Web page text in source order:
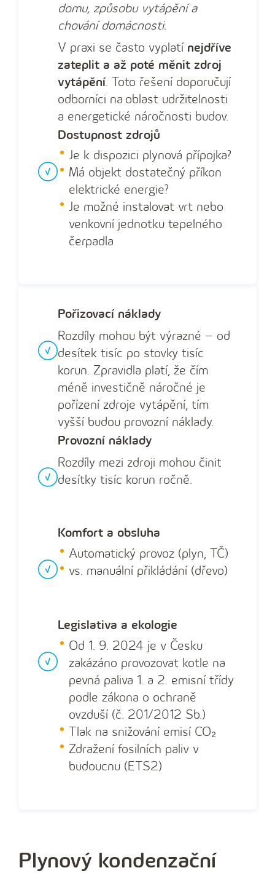
domu, způsobu vytápění a
chování domácnosti.
V praxi se často vyplatí nejdříve
zateplit a až poté měnit zdroj
vytápění. Toto řešení doporučují
odborníci na oblast udržitelnosti
a energetické náročnosti budov.
Dostupnost zdrojů
Je k dispozici plynová přípojka?
Má objekt dostatečný příkon
elektrické energie?
Je možné instalovat vrt nebo
venkovní jednotku tepelného
čerpadla
Pořizovací náklady
Rozdíly mohou být výrazné – od
desítek tisíc po stovky tisíc
korun. Zpravidla platí, že čím
méně investičně náročné je
pořízení zdroje vytápění, tím
vyšší budou provozní náklady.
Provozní náklady
Rozdíly mezi zdroji mohou činit
desítky tisíc korun ročně.
Komfort a obsluha
Automatický provoz (plyn, TČ)
vs. manuální přikládání (dřevo)
Legislativa a ekologie
Od 1. 9. 2024 je v Česku
zakázáno provozovat kotle na
pevná paliva 1. a 2. emisní třídy
podle zákona o ochraně
ovzduší (č. 201/2012 Sb.)
Tlak na snižování emisí CO₂
Zdražení fosilních paliv v
budoucnu (ETS2)
Plynový kondenzační